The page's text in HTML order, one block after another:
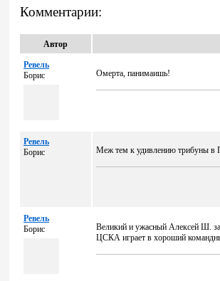
Комментарии:
Автор
Ревель
Борис
Омерта, панимаишь!
Ревель
Борис
Меж тем к удивлению трибуны в
Ревель
Борис
Великий и ужасный Алексей Ш.
ЦСКА играет в хороший